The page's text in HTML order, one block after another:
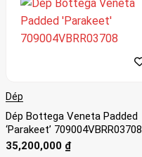
Dép
Dép Bottega Veneta Padded
‘Parakeet’ 709004VBRR03708
35,200,000 ₫